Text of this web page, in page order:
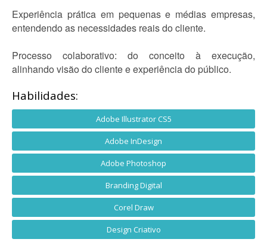
Experiência prática em pequenas e médias empresas,
entendendo as necessidades reais do cliente.
Processo colaborativo: do conceito à execução,
alinhando visão do cliente e experiência do público.
Habilidades:
Adobe Illustrator CS5
Adobe InDesign
Adobe Photoshop
Branding Digital
Corel Draw
Design Criativo